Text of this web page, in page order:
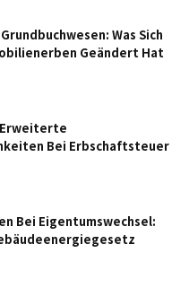
Was Sich
Geändert Hat
Bei Erbschaftsteuer
Bei Eigentumswechsel: